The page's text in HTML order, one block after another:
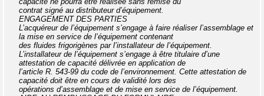
contrat signé au distributeur d’équipement.
ENGAGEMENT DES PARTIES
L’acquéreur de l’équipement s’engage à faire réaliser l’assemblage et
la mise en service de l’équipement contenant
des fluides frigorigènes par l’installateur de l’équipement.
L’installateur de l’équipement s’engage à être titulaire d’une
attestation de capacité délivrée en application de
l’article R. 543-99 du code de l’environnement. Cette attestation de
capacité doit être en cours de validité lors des
opérations d’assemblage et de mise en service de l’équipement.